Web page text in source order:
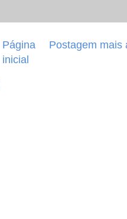
Postagem mais
Página
inicial